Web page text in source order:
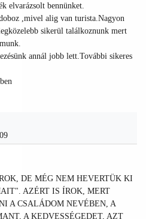
elvarázsolt bennünket.
,mivel alig van turista.Nagyon
sikerül találkoznunk mert
annál jobb lett.További sikeres
DE MÉG NEM HEVERTÜK KI
AZÉRT IS ÍROK, MERT
A CSALÁDOM NEVÉBEN, A
A KEDVESSÉGEDET, AZT